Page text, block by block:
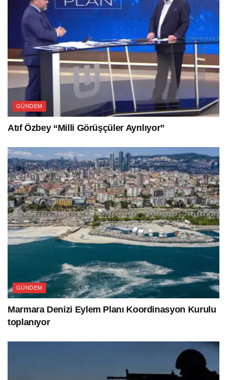
GÜNDEM
Atıf Özbey “Milli Görüşçüler Ayrılıyor”
GÜNDEM
Marmara Denizi Eylem Planı Koordinasyon Kurulu
toplanıyor